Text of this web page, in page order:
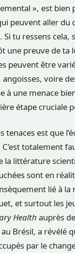
», est bien
peuvent aller
tu ressens cela,
une preuve de ta
peuvent être
voire
à une menace
étape cruciale
tenaces est que
totalement
la littérature
sont en
lié à
et surtout les
Health auprès
Brésil, a révélé
par le